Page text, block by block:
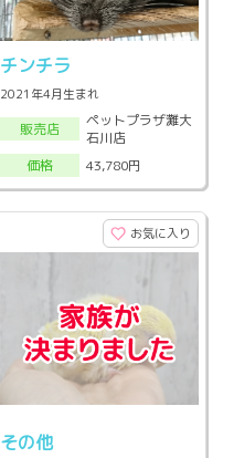
チンチラ
2021年4月生まれ
販売店
ペットプラザ灘大
石川店
価格
43,780円
お気に入り
その他